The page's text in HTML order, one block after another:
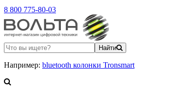
8 800 775-80-03
Найти
Например: bluetooth колонки Tronsmart